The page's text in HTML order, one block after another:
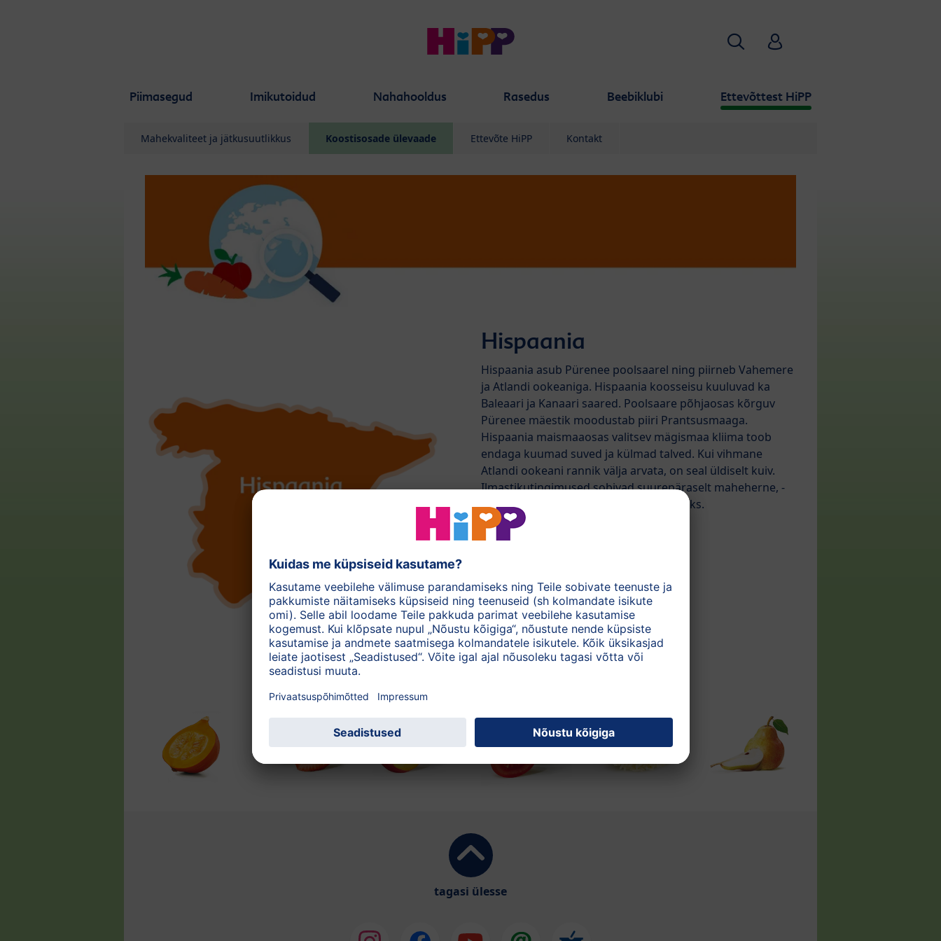
Piimasegud Imikutoidud Nahahooldus Rasedus Beebiklubi Ettevõttest HiPP
Otsi HiPP Babyclub
Mahekvaliteet ja jätkusuutlikkus Koostisosade ülevaade Ettevõte HiPP Kontakt
Hispaania
Hispaania asub Pürenee poolsaarel ning piirneb Vahemere
ja Atlandi ookeaniga. Hispaania koosseisu kuuluvad ka
Baleaari ja Kanaari saared. Poolsaare põhjaosas kõrguv
Pürenee mäestik moodustab piiri Prantsusmaaga.
Hispaania maismaaosas valitsev mägismaa kliima toob
endaga kuumad suved ja külmad talved. Kui vihmane
Atlandi ookeani rannik välja arvata, on seal üldiselt kuiv.
Ilmastikutingimused sobivad suurepäraselt maheherne, -
virsiku, -tomati ja -kõrvitsa kasvatamiseks.
tagasi ülesse